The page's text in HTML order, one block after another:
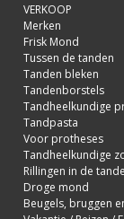
VERKOOP
Merken
Frisk Mond
Tussen de tanden
Tanden bleken
Tandenborstels
Tandheelkundige
Tandpasta
Voor protheses
Tandheelkundige
Rillingen in de
Droge mond
Beugels, bruggen